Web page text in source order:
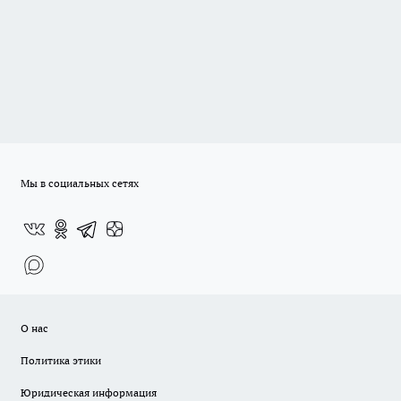
Мы в социальных сетях
О нас
Политика этики
Юридическая информация